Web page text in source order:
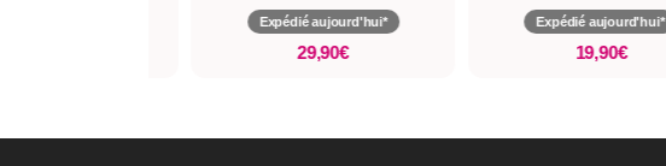
Expédié aujourd'hui*
29,90€
Expédié aujourd'hui*
19,90€